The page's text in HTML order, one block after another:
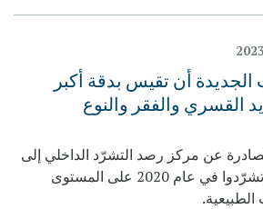
أن تقيس بدقة أكبر
القسري والفقر والنوع
عن مركز رصد التشرّد الداخلي إلى
أن 30.7 مليون شخص تشرّدوا في عام 2020 على المستوى